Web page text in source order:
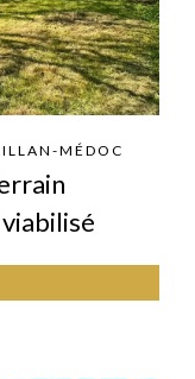
MÉDOC